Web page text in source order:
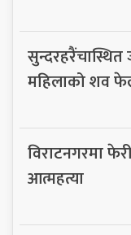
सुन्दरहरैंचास्थित
महिलाको शव
विराटनगरमा
आत्महत्या